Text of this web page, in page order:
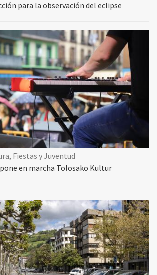
para la observación del eclipse
Fiestas y Juventud
en marcha Tolosako Kultur